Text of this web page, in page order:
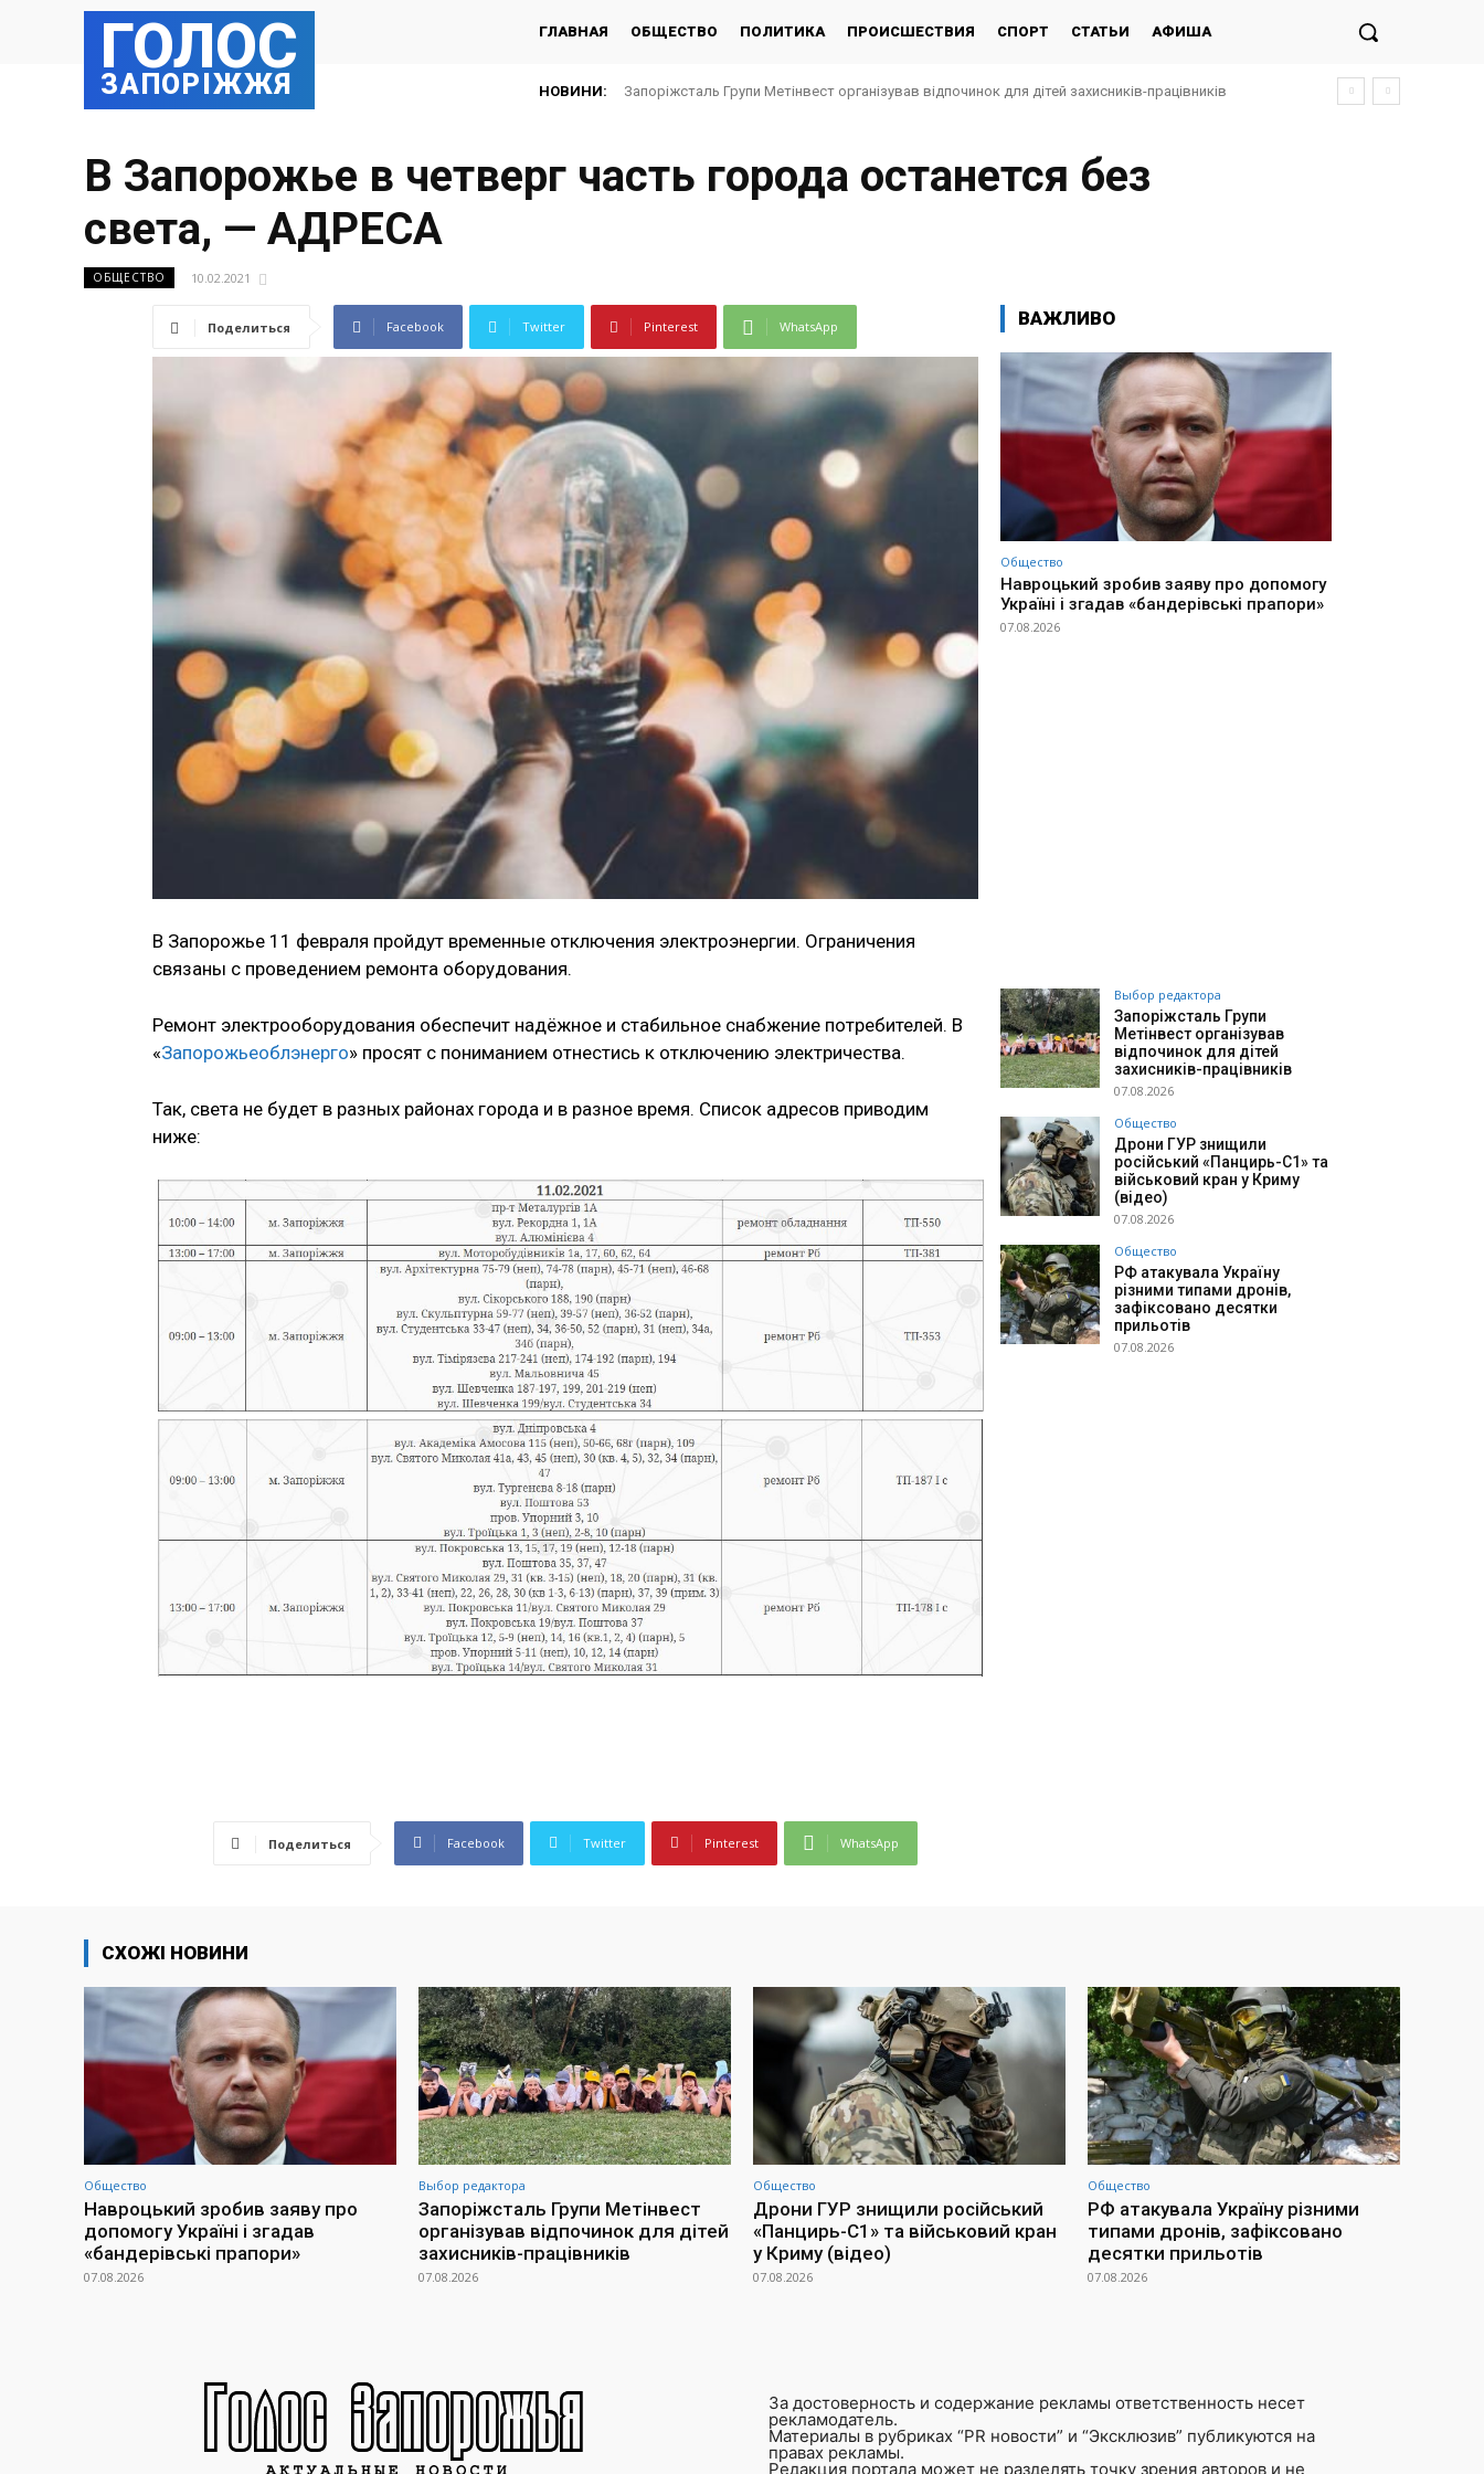
ГОЛОС
ЗАПОРІЖЖЯ
ГЛАВНАЯ ОБЩЕСТВО ПОЛИТИКА ПРОИСШЕСТВИЯ СПОРТ СТАТЬИ АФИША
НОВИНИ: Запоріжсталь Групи Метінвест організував відпочинок для дітей захисників-працівників
В Запорожье в четверг часть города останется без
света, — АДРЕСА
ОБЩЕСТВО 10.02.2021
Поделиться Facebook Twitter Pinterest WhatsApp
В Запорожье 11 февраля пройдут временные отключения электроэнергии. Ограничения
связаны с проведением ремонта оборудования.
Ремонт электрооборудования обеспечит надёжное и стабильное снабжение потребителей. В
«Запорожьеоблэнерго» просят с пониманием отнестись к отключению электричества.
Так, света не будет в разных районах города и в разное время. Список адресов приводим
ниже:
Поделиться Facebook Twitter Pinterest WhatsApp
ВАЖЛИВО
Общество
Навроцький зробив заяву про допомогу
Україні і згадав «бандерівські прапори»
07.08.2026
Выбор редактора
Запоріжсталь Групи
Метінвест організував
відпочинок для дітей
захисників-працівників
07.08.2026
Общество
Дрони ГУР знищили
російський «Панцирь-С1» та
військовий кран у Криму
(відео)
07.08.2026
Общество
РФ атакувала Україну
різними типами дронів,
зафіксовано десятки
прильотів
07.08.2026
СХОЖІ НОВИНИ
Общество
Навроцький зробив заяву про
допомогу Україні і згадав
«бандерівські прапори»
07.08.2026
Выбор редактора
Запоріжсталь Групи Метінвест
організував відпочинок для дітей
захисників-працівників
07.08.2026
Общество
Дрони ГУР знищили російський
«Панцирь-С1» та військовий кран
у Криму (відео)
07.08.2026
Общество
РФ атакувала Україну різними
типами дронів, зафіксовано
десятки прильотів
07.08.2026
За достоверность и содержание рекламы ответственность несет
рекламодатель.
Материалы в рубриках “PR новости” и “Эксклюзив” публикуются на
правах рекламы.
Редакция портала может не разделять точку зрения авторов и не